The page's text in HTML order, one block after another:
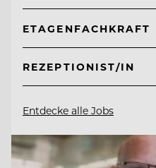
REZEPTIONIST/IN
Entdecke alle Jobs